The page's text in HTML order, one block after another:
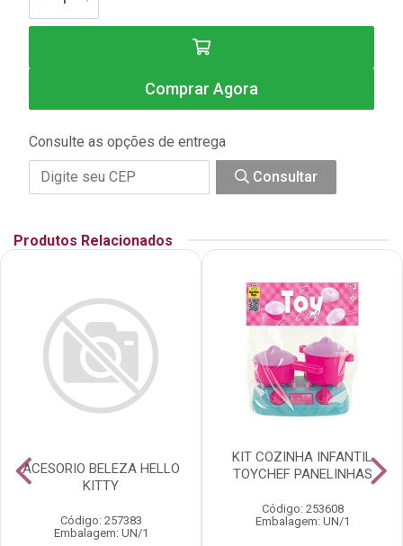
Comprar Agora
Consulte as opções de entrega
Consultar
Produtos Relacionados
ACESORIO BELEZA HELLO
KITTY
Código: 257383
Embalagem: UN/1
KIT COZINHA INFANTIL
TOYCHEF PANELINHAS
Código: 253608
Embalagem: UN/1